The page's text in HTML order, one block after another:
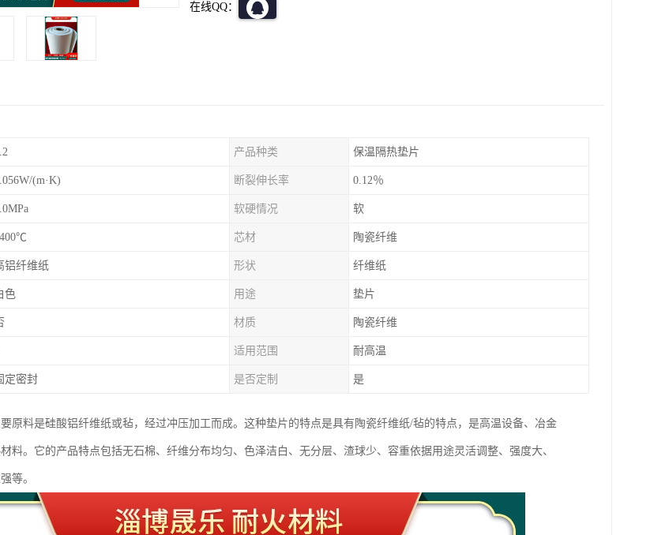
在线QQ：
产品种类 保温隔热垫片
(m·K) 断裂伸长率 0.12％
软硬情况 软
芯材 陶瓷纤维
铝纤维纸 形状 纤维纸
色 用途 垫片
材质 陶瓷纤维
适用范围 耐高温
定密封 是否定制 是
原料是硅酸铝纤维纸或毡，经过冲压加工而成。这种垫片的特点是具有陶瓷纤维纸/毡的特点，是高温设备、冶金
料。它的产品特点包括无石棉、纤维分布均匀、色泽洁白、无分层、渣球少、容重依据用途灵活调整、强度大、
等。